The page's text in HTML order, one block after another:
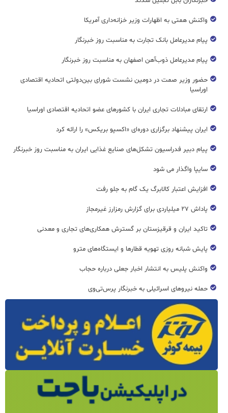
واکنش همتی به اظهارات وزیر خزانه‌داری آمریکا
پیام مدیرعامل بانک تجارت به مناسبت روز خبرنگار
پیام مدیرعامل ذوب‌آهن اصفهان به مناسبت روز خبرنگار
حضور وزیر صمت در دومین نشست شورای بین‌دولتی اتحادیه اقتصادی
اوراسیا
ارتقای مبادلات تجاری ایران با کشورهای عضو اتحادیه اقتصادی اوراسیا
ایران پیشنهاد برگزاری دوره‌ای «اکسپو بریکس» را ارائه کرد
پیام دبیر فدراسیون تشکل‌های صنایع غذایی ایران به مناسبت روز خبرنگار
سایپا واگذار می شود
افزایش اعتبار کالابرگ یک گام به جلو رفت
پاداش ۲۷ میلیاردی برای گزارش رمزارز غیرمجاز
تاکید ایران و قرقیزستان بر گسترش همکاری‌های تجاری و معدنی
پایش شبانه روزی تهویه قطار‌ها و ایستگاه‌های مترو
واکنش پلیس به انتشار اخبار جعلی درباره حجاب
حمله نیروهای اسرائیلی به خبرنگار پرس‌تی‌وی